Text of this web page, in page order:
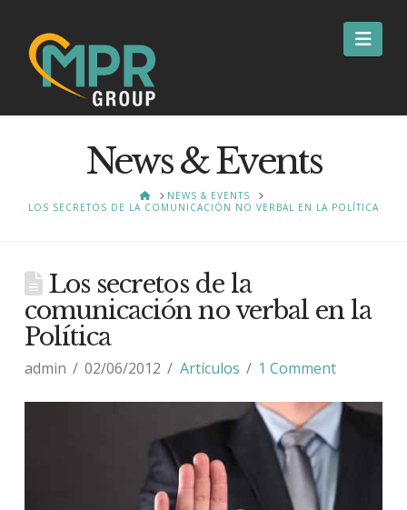
News & Events
HOMENEWS & EVENTS
LOS SECRETOS DE LA COMUNICACIÓN NO VERBAL EN LA POLÍTICA
Los secretos de la
comunicación no verbal en la
Política
admin 02/06/2012 Artículos 1 Comment